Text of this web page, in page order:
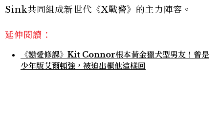
Sink共同組成新世代《X戰警》的主力陣容。
延伸閱讀：
《戀愛修課》Kit Connor根本黃金獵犬型男友！曾是
少年版艾爾頓強，被迫出櫃他這樣回